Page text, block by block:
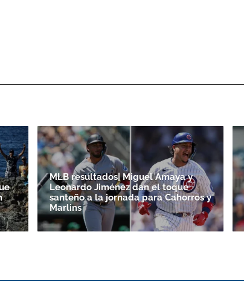
MLB resultados| Miguel Amaya y
Leonardo Jiménez dan el toque
santeño a la jornada para Cahorros y
Marlins